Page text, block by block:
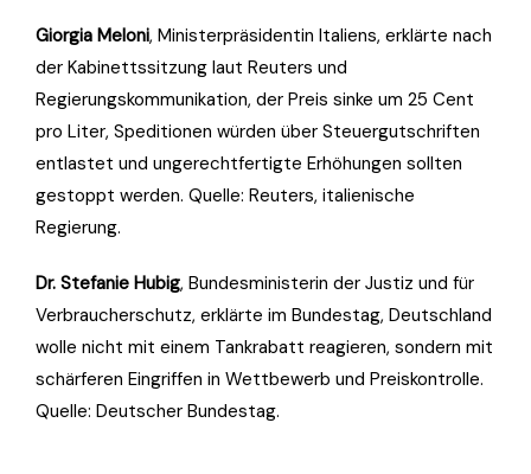
Giorgia Meloni, Ministerpräsidentin Italiens, erklärte nach
der Kabinettssitzung laut Reuters und
Regierungskommunikation, der Preis sinke um 25 Cent
pro Liter, Speditionen würden über Steuergutschriften
entlastet und ungerechtfertigte Erhöhungen sollten
gestoppt werden. Quelle: Reuters, italienische
Regierung.
Dr. Stefanie Hubig, Bundesministerin der Justiz und für
Verbraucherschutz, erklärte im Bundestag, Deutschland
wolle nicht mit einem Tankrabatt reagieren, sondern mit
schärferen Eingriffen in Wettbewerb und Preiskontrolle.
Quelle: Deutscher Bundestag.